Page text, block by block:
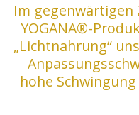
Im
YOGANA®-
„Lichtnahrung“
hohe